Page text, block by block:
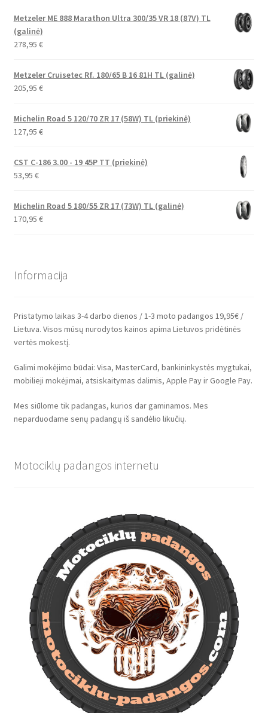
Metzeler ME 888 Marathon Ultra 300/35 VR 18 (87V) TL
(galinė)
278,95 €
Metzeler Cruisetec Rf. 180/65 B 16 81H TL (galinė)
205,95 €
Michelin Road 5 120/70 ZR 17 (58W) TL (priekinė)
127,95 €
CST C-186 3.00 - 19 45P TT (priekinė)
53,95 €
Michelin Road 5 180/55 ZR 17 (73W) TL (galinė)
170,95 €
Informacija
Pristatymo laikas 3-4 darbo dienos / 1-3 moto padangos 19,95€ /
Lietuva. Visos mūsų nurodytos kainos apima Lietuvos pridėtinės
vertės mokestį.
Galimi mokėjimo būdai: Visa, MasterCard, bankininkystės mygtukai,
mobilieji mokėjimai, atsiskaitymas dalimis, Apple Pay ir Google Pay.
Mes siūlome tik padangas, kurios dar gaminamos. Mes
neparduodame senų padangų iš sandėlio likučių.
Motociklų padangos internetu